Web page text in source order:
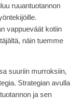
ruuantuotannon
vappueväät kotiin
näin tuemme
suuriin murroksiin,
Strategian avulla
ja sen